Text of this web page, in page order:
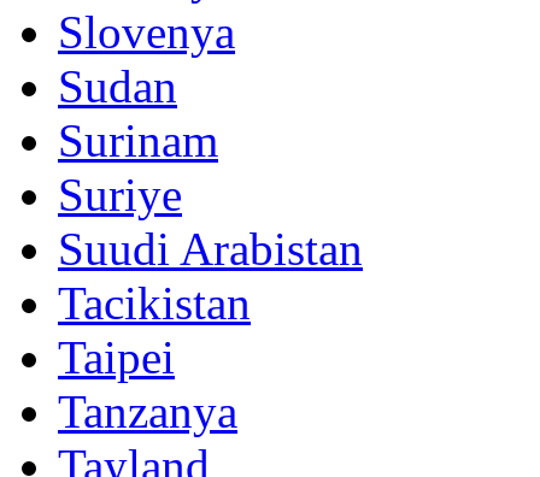
Slovenya
Sudan
Surinam
Suriye
Suudi Arabistan
Tacikistan
Taipei
Tanzanya
Tayland